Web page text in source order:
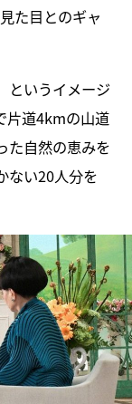
た目とのギャ
というイメージ
片道4kmの山道
た自然の恵みを
ない20人分を